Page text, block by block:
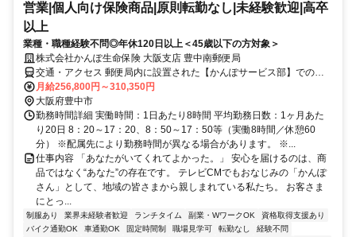
営業|個人向け保険商品|原則転勤なし|未経験歓迎|高卒
以上
業種・職種経験不問◎年休120日以上＜45歳以下の方対象＞
株式会社かんぽ生命保険 大阪支店 豊中南郵便局
交通・アクセス 郵便局内に設置された【かんぽサービス部】での勤
務となります
月給256,800円～310,350円
大阪府豊中市
勤務時間詳細 実働時間：1日あたり8時間 平均勤務日数：1ヶ月あた
り20日 8：20～17：20、8：50～17：50等（実働8時間／休憩60
分） ※配属先により勤務時間が異なる場合があります。 ※...
仕事内容 「あなたがいてくれてよかった。」 安心を届けるのは、商
品ではなく“あなた”の存在です。 テレビCMでもおなじみの「かんぽ
さん」として、地域の皆さまから親しまれている私たち。 お客さま
にとっ...
制服あり 業界未経験者歓迎 ランチタイム 副業・WワークOK
資格取得支援あり
バイク通勤OK
車通勤OK 固定時間制 職場見学可 転勤なし
経験不問